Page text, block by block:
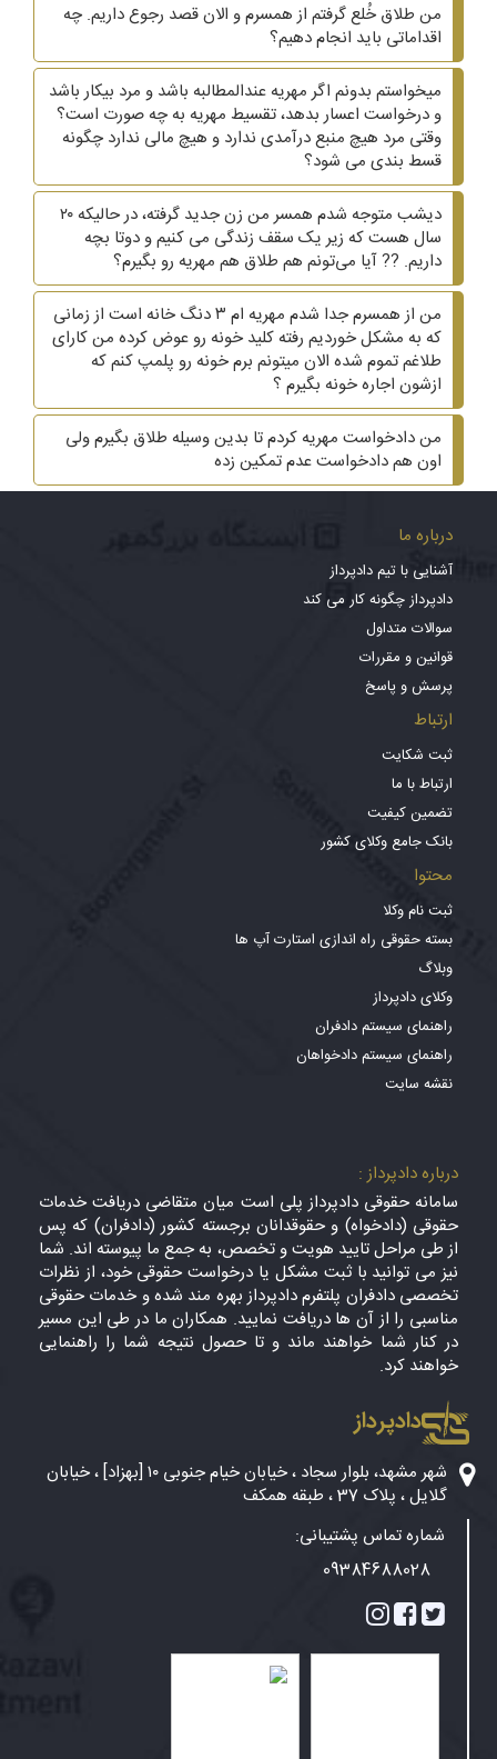
من طلاق خُلع گرفتم از همسرم و الان قصد رجوع داریم. چه
اقداماتی باید انجام دهیم؟
میخواستم بدونم اگر مهریه عندالمطالبه باشد و مرد بیکار باشد
و درخواست اعسار بدهد، تقسیط مهریه به چه صورت است؟
وقتی مرد هیچ منبع درآمدی ندارد و هیچ مالی ندارد چگونه
قسط بندی می شود؟
دیشب متوجه شدم همسر من زن جدید گرفته، در حالیکه ۲۰
سال هست که زیر یک سقف زندگی می کنیم و دوتا بچه
داریم. ?? آیا می‌تونم هم طلاق هم مهریه رو بگیرم؟
من از همسرم جدا شدم مهریه ام ۳ دنگ خانه است از زمانی
که به مشکل خوردیم رفته کلید خونه رو عوض کرده من کارای
طلاغم تموم شده الان میتونم برم خونه رو پلمپ کنم که
ازشون اجاره خونه بگیرم ؟
من دادخواست مهریه کردم تا بدین وسیله طلاق بگیرم ولی
اون هم دادخواست عدم تمکین زده
درباره ما
آشنایی با تیم دادپرداز
دادپرداز چگونه کار می کند
سوالات متداول
قوانین و مقررات
پرسش و پاسخ
ارتباط
ثبت شکایت
ارتباط با ما
تضمین کیفیت
بانک جامع وکلای کشور
محتوا
ثبت نام وکلا
بسته حقوقی راه اندازی استارت آپ ها
وبلاگ
وکلای دادپرداز
راهنمای سیستم دادفران
راهنمای سیستم دادخواهان
نقشه سایت
درباره دادپرداز :
سامانه حقوقی دادپرداز پلی است میان متقاضی دریافت خدمات
حقوقی (دادخواه) و حقوقدانان برجسته کشور (دادفران) که پس
از طی مراحل تایید هویت و تخصص، به جمع ما پیوسته اند. شما
نیز می توانید با ثبت مشکل یا درخواست حقوقی خود، از نظرات
تخصصی دادفران پلتفرم دادپرداز بهره مند شده و خدمات حقوقی
مناسبی را از آن ها دریافت نمایید. همکاران ما در طی این مسیر
در کنار شما خواهند ماند و تا حصول نتیجه شما را راهنمایی
خواهند کرد.
دادپرداز
شهر مشهد، بلوار سجاد ، خیابان خیام جنوبی ۱۰ [بهزاد] ، خیابان
گلایل ، پلاک 37 ، طبقه همکف
شماره تماس پشتیبانی:
09384688028